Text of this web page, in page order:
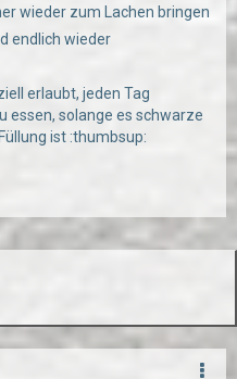
wieder zum Lachen bringen
endlich wieder
erlaubt, jeden Tag
essen, solange es schwarze
ist :thumbsup: